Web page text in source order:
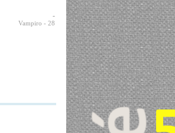
-
Vampiro - 28